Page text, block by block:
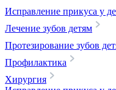
Исправление прикуса у
Лечение зубов детям
Протезирование зубов
Профилактика
Хирургия